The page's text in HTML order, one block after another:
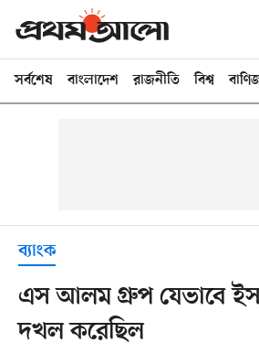
সর্বশেষ বাংলাদেশ রাজনীতি বিশ্ব
ব্যাংক
এস আলম গ্রুপ যেভাবে
দখল করেছিল